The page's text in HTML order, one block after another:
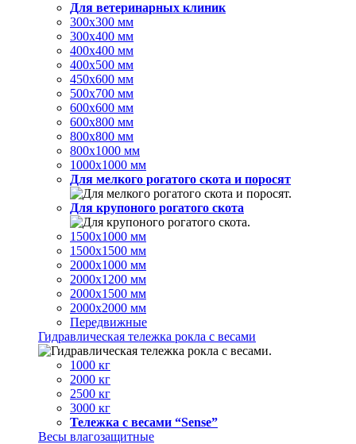
Для ветеринарных клиник
300х300 мм
300х400 мм
400х400 мм
400х500 мм
450х600 мм
500х700 мм
600х600 мм
600х800 мм
800х800 мм
800х1000 мм
1000х1000 мм
Для мелкого рогатого скота и поросят
Для крупоного рогатого скота
1500х1000 мм
1500х1500 мм
2000х1000 мм
2000х1200 мм
2000х1500 мм
2000х2000 мм
Передвижные
Гидравлическая тележка рокла с весами
1000 кг
2000 кг
2500 кг
3000 кг
Тележка с весами “Sense”
Весы влагозащитные